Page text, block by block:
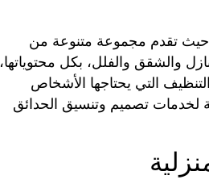
حيث تقدم مجموعة متنوعة من
والشقق والفلل، بكل محتوياتها،
التي يحتاجها الأشخاص
لخدمات تصميم وتنسيق الحدائق